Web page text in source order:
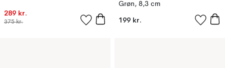
289 kr.
375 kr.
Grøn, 8,3 cm
199 kr.